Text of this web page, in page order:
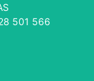
501 566